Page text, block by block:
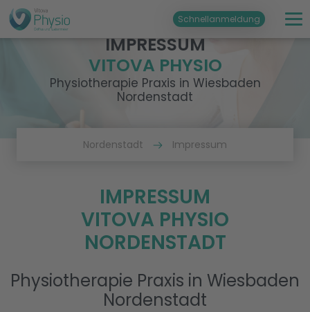
Schnellanmeldung
IMPRESSUM
VITOVA PHYSIO
Physiotherapie Praxis in Wiesbaden
Nordenstadt
Nordenstadt Impressum
IMPRESSUM
VITOVA PHYSIO
NORDENSTADT
Physiotherapie Praxis in Wiesbaden
Nordenstadt